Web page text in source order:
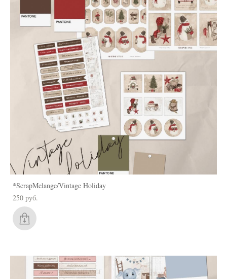
*ScrapMelange/Vintage Holiday
250 pуб.